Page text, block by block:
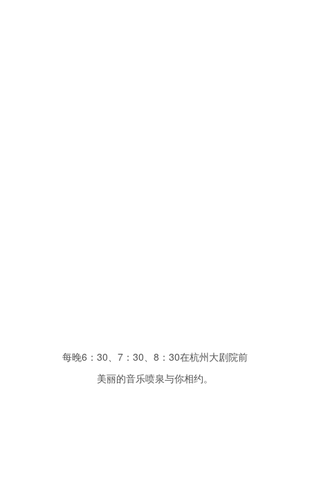
每晚6：30、7：30、8：30在杭州大剧院前
美丽的音乐喷泉与你相约。